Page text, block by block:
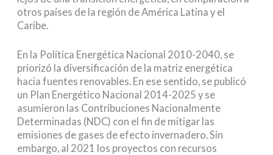
otros países de la región de América Latina y el
Caribe.
En la Política Energética Nacional 2010-2040, se
priorizó la diversificación de la matriz energética
hacia fuentes renovables. En ese sentido, se publicó
un Plan Energético Nacional 2014-2025 y se
asumieron las Contribuciones Nacionalmente
Determinadas (NDC) con el fin de mitigar las
emisiones de gases de efecto invernadero. Sin
embargo, al 2021 los proyectos con recursos